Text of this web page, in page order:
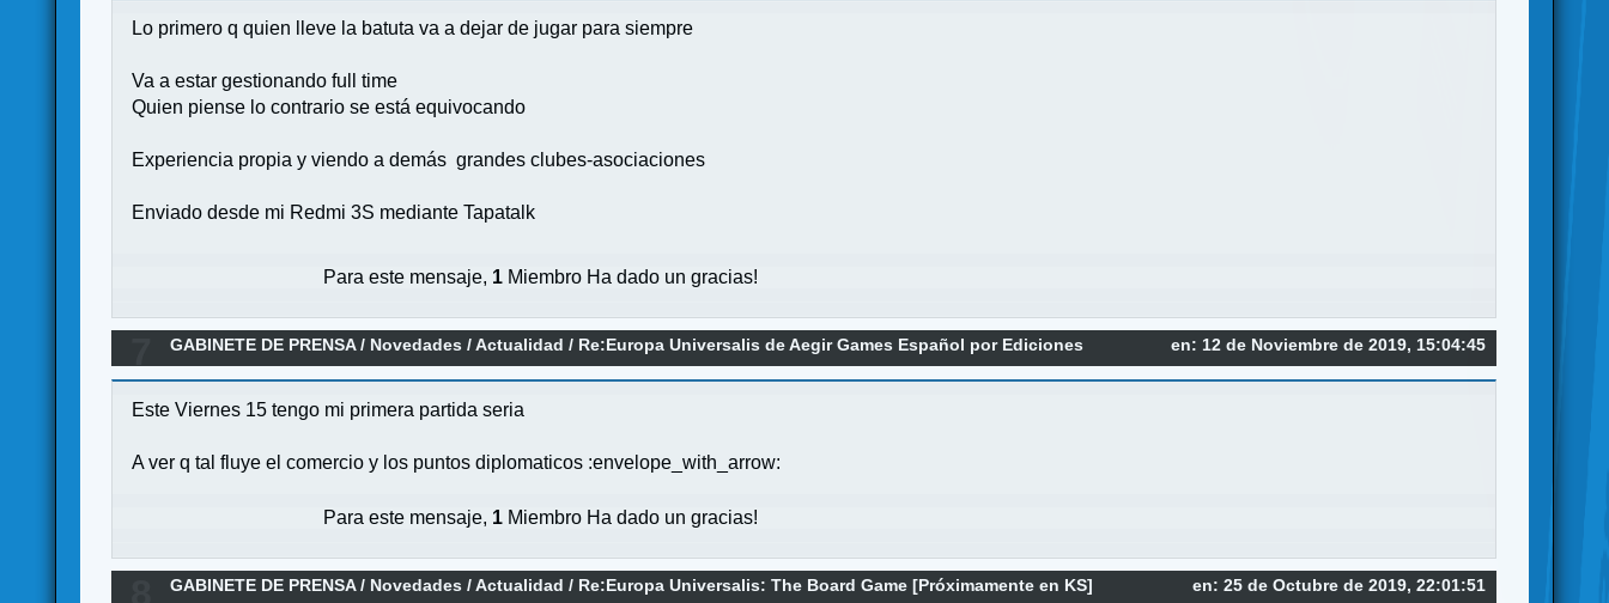
Lo primero q quien lleve la batuta va a dejar de jugar para siempre
Va a estar gestionando full time
Quien piense lo contrario se está equivocando
Experiencia propia y viendo a demás grandes clubes-asociaciones
Enviado desde mi Redmi 3S mediante Tapatalk
Para este mensaje, 1 Miembro Ha dado un gracias!
en: 12 de Noviembre de 2019, 15:04:45
GABINETE DE PRENSA/ Novedades / Actualidad / Re:Europa Universalis de Aegir Games Español por Ediciones
Este Viernes 15 tengo mi primera partida seria
A ver q tal fluye el comercio y los puntos diplomaticos :envelope_with_arrow:
Para este mensaje, 1 Miembro Ha dado un gracias!
en: 25 de Octubre de 2019, 22:01:51
GABINETE DE PRENSA/ Novedades / Actualidad / Re:Europa Universalis: The Board Game [Próximamente en KS]